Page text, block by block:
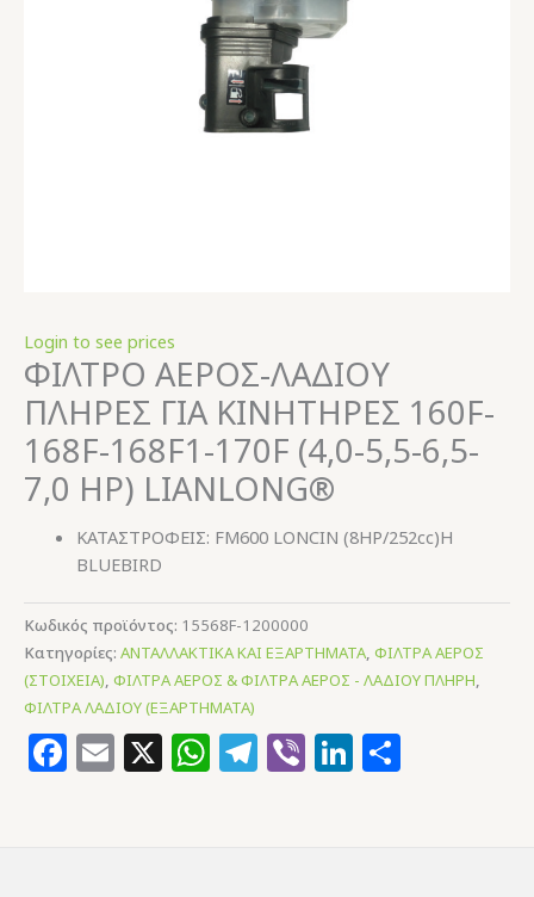
Login to see prices
ΦΙΛΤΡΟ ΑΕΡΟΣ-ΛΑΔΙΟΥ
ΠΛΗΡΕΣ ΓΙΑ ΚΙΝΗΤΗΡΕΣ 160F-
168F-168F1-170F (4,0-5,5-6,5-
7,0 HP) LIANLONG®
ΚΑΤΑΣΤΡΟΦΕΙΣ: FM600 LONCIN (8HP/252cc)H
BLUEBIRD
Κωδικός προϊόντος: 15568F-1200000
Κατηγορίες: ΑΝΤΑΛΛΑΚΤΙΚΑ ΚΑΙ ΕΞΑΡΤΗΜΑΤΑ, ΦΙΛΤΡΑ ΑΕΡΟΣ
(ΣΤΟΙΧΕΙΑ), ΦΙΛΤΡΑ ΑΕΡΟΣ & ΦΙΛΤΡΑ ΑΕΡΟΣ - ΛΑΔΙΟΥ ΠΛΗΡΗ,
ΦΙΛΤΡΑ ΛΑΔΙΟΥ (ΕΞΑΡΤΗΜΑΤΑ)
Facebook
Email
X WhatsApp
Telegram
ViberLinkedIn